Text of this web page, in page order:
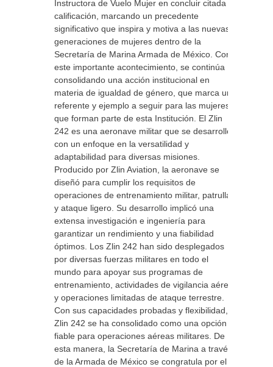
Instructora de Vuelo Mujer en concluir citada
calificación, marcando un precedente
significativo que inspira y motiva a las nuevas
generaciones de mujeres dentro de la
Secretaría de Marina Armada de México. Con
este importante acontecimiento, se continúa
consolidando una acción institucional en
materia de igualdad de género, que marca un
referente y ejemplo a seguir para las mujeres
que forman parte de esta Institución. El Zlin
242 es una aeronave militar que se desarrolló
con un enfoque en la versatilidad y
adaptabilidad para diversas misiones.
Producido por Zlin Aviation, la aeronave se
diseñó para cumplir los requisitos de
operaciones de entrenamiento militar, patrulla
y ataque ligero. Su desarrollo implicó una
extensa investigación e ingeniería para
garantizar un rendimiento y una fiabilidad
óptimos. Los Zlin 242 han sido desplegados
por diversas fuerzas militares en todo el
mundo para apoyar sus programas de
entrenamiento, actividades de vigilancia aérea
y operaciones limitadas de ataque terrestre.
Con sus capacidades probadas y flexibilidad, el
Zlin 242 se ha consolidado como una opción
fiable para operaciones aéreas militares. De
esta manera, la Secretaría de Marina a través
de la Armada de México se congratula por el